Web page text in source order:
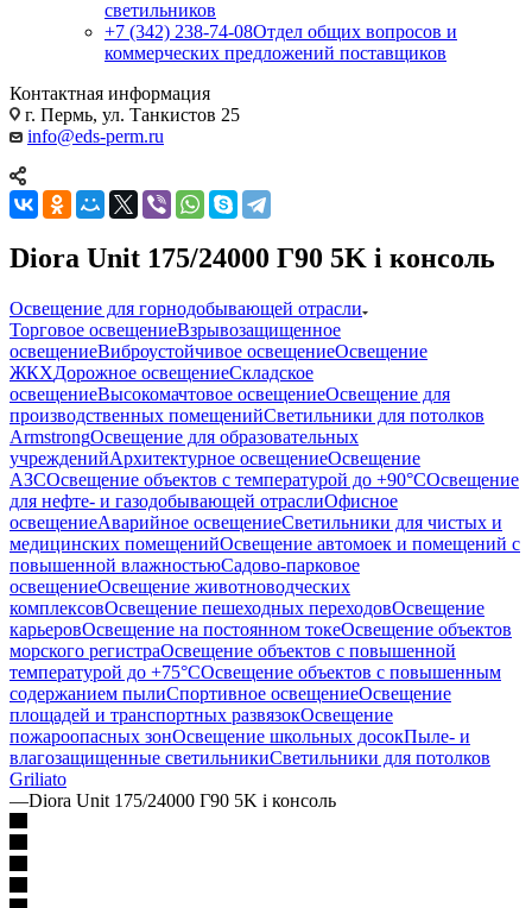
светильников
+7 (342) 238-74-08Отдел общих вопросов и
коммерческих предложений поставщиков
Контактная информация
г. Пермь, ул. Танкистов 25
info@eds-perm.ru
Diora Unit 175/24000 Г90 5K i консоль
Освещение для горнодобывающей отрасли
Торговое освещениеВзрывозащищенное
освещениеВиброустойчивое освещениеОсвещение
ЖКХДорожное освещениеСкладское
освещениеВысокомачтовое освещениеОсвещение для
производственных помещенийСветильники для потолков
ArmstrongОсвещение для образовательных
учрежденийАрхитектурное освещениеОсвещение
АЗСОсвещение объектов с температурой до +90°СОсвещение
для нефте- и газодобывающей отраслиОфисное
освещениеАварийное освещениеСветильники для чистых и
медицинских помещенийОсвещение автомоек и помещений с
повышенной влажностьюСадово-парковое
освещениеОсвещение животноводческих
комплексовОсвещение пешеходных переходовОсвещение
карьеровОсвещение на постоянном токеОсвещение объектов
морского регистраОсвещение объектов с повышенной
температурой до +75°CОсвещение объектов с повышенным
содержанием пылиСпортивное освещениеОсвещение
площадей и транспортных развязокОсвещение
пожароопасных зонОсвещение школьных досокПыле- и
влагозащищенные светильникиСветильники для потолков
Griliato
—Diora Unit 175/24000 Г90 5K i консоль